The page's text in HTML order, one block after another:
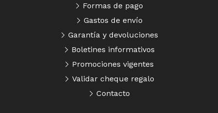
Formas de pago
Gastos de envío
Garantía y devoluciones
Boletines informativos
Promociones vigentes
Validar cheque regalo
Contacto